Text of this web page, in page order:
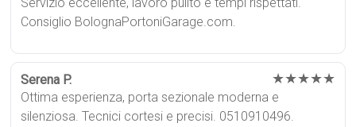
Consiglio BolognaPortoniGarage.com.
Serena P. ★★★★★
Ottima esperienza, porta sezionale moderna e
silenziosa. Tecnici cortesi e precisi. 0510910496.